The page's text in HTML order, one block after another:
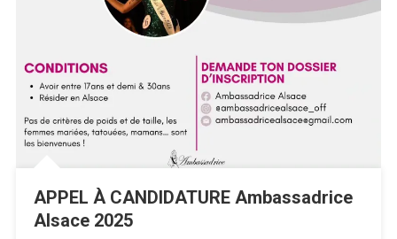
APPEL À CANDIDATURE Ambassadrice
Alsace 2025